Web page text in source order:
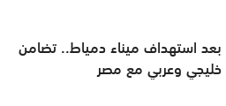
بعد استهداف ميناء دمياط.. تضامن
خليجي وعربي مع مصر